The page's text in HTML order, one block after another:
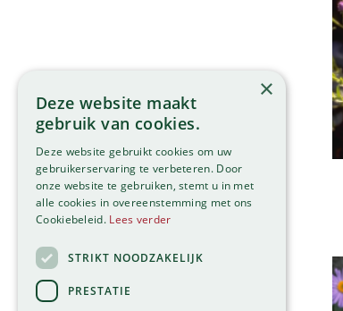
×
Deze website maakt
gebruik van cookies.
Deze website gebruikt cookies om uw
gebruikerservaring te verbeteren. Door
onze website te gebruiken, stemt u in met
alle cookies in overeenstemming met ons
Cookiebeleid. Lees verder
STRIKT NOODZAKELIJK
PRESTATIE